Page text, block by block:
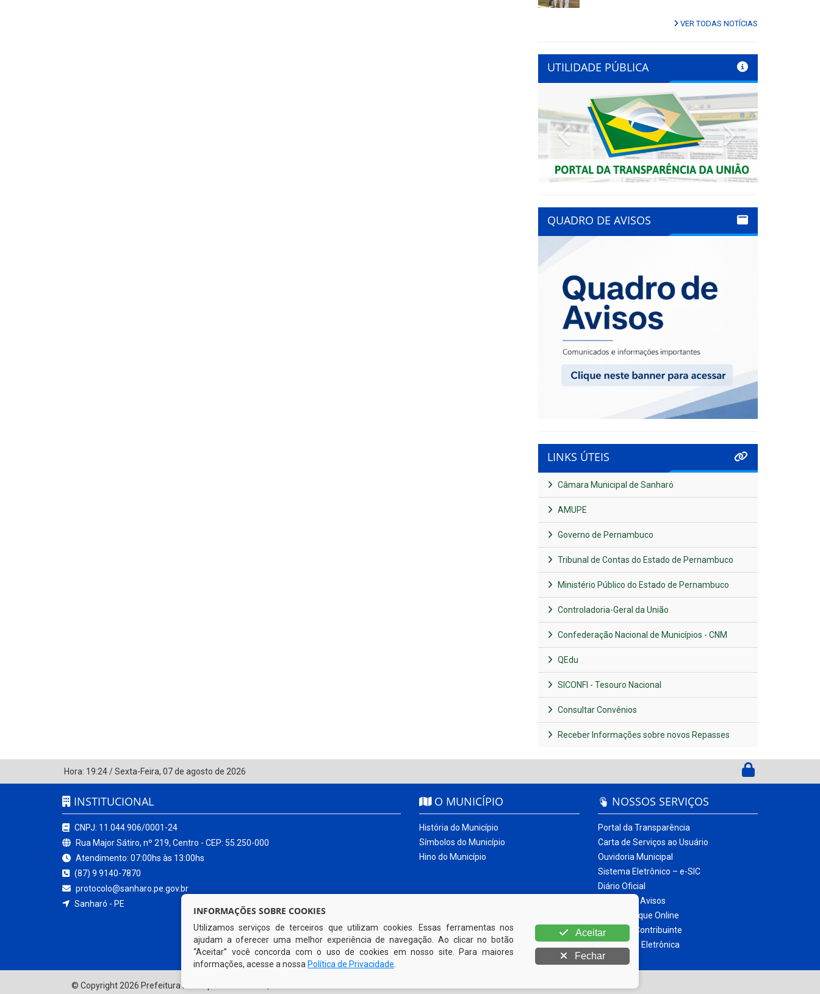
VER TODAS NOTÍCIAS
UTILIDADE PÚBLICA
Previous Next
QUADRO DE AVISOS
LINKS ÚTEIS
Câmara Municipal de Sanharó
AMUPE
Governo de Pernambuco
Tribunal de Contas do Estado de Pernambuco
Ministério Público do Estado de Pernambuco
Controladoria-Geral da União
Confederação Nacional de Municípios - CNM
QEdu
SICONFI - Tesouro Nacional
Consultar Convênios
Receber Informações sobre novos Repasses
Hora: 19:24/Sexta-Feira, 07 de agosto de 2026
INSTITUCIONAL
CNPJ: 11.044.906/0001-24
Rua Major Sátiro, nº 219, Centro - CEP: 55.250-000
Atendimento: 07:00hs às 13:00hs
(87) 9 9140-7870
protocolo@sanharo.pe.gov.br
Sanharó - PE
O MUNICÍPIO
História do Município
Símbolos do Município
Hino do Município
NOSSOS SERVIÇOS
Portal da Transparência
Carta de Serviços ao Usuário
Ouvidoria Municipal
Sistema Eletrônico – e-SIC
Diário Oficial
Quadro de Avisos
Contracheque Online
Portal do Contribuinte
Nota Fiscal Eletrônica
© Copyright 2026 Prefeitura Municipal de Sanharó | Todos os direitos reservados
INFORMAÇÕES SOBRE COOKIES
Utilizamos serviços de terceiros que utilizam cookies. Essas ferramentas nos
ajudam a oferecer uma melhor experiência de navegação. Ao clicar no botão
“Aceitar” você concorda com o uso de cookies em nosso site. Para maiores
informações, acesse a nossa Política de Privacidade
Aceitar
Fechar